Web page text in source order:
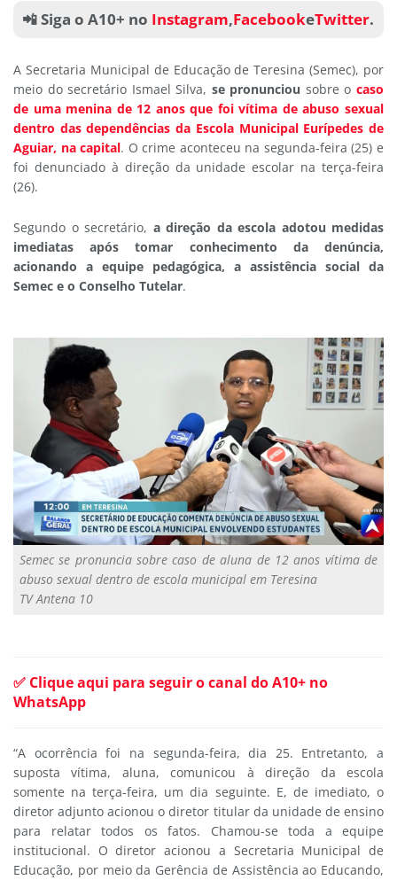
📲 Siga o A10+ no Instagram,FacebookeTwitter.
A Secretaria Municipal de Educação de Teresina (Semec), por
meio do secretário Ismael Silva, se pronunciou sobre ocaso
de uma menina de 12 anos que foi vítima de abuso sexual
dentro das dependências da Escola Municipal Eurípedes de
Aguiar, na capital. O crime aconteceu na segunda-feira (25) e
foi denunciado à direção da unidade escolar na terça-feira
(26).
Segundo o secretário, a direção da escola adotou medidas
imediatas após tomar conhecimento da denúncia,
acionando a equipe pedagógica, a assistência social da
Semec e o Conselho Tutelar.
Semec se pronuncia sobre caso de aluna de 12 anos vítima de
abuso sexual dentro de escola municipal em Teresina
TV Antena 10
✅ Clique aqui para seguir o canal do A10+ no
WhatsApp
“A ocorrência foi na segunda-feira, dia 25. Entretanto, a
suposta vítima, aluna, comunicou à direção da escola
somente na terça-feira, um dia seguinte. E, de imediato, o
diretor adjunto acionou o diretor titular da unidade de ensino
para relatar todos os fatos. Chamou-se toda a equipe
institucional. O diretor acionou a Secretaria Municipal de
Educação, por meio da Gerência de Assistência ao Educando,